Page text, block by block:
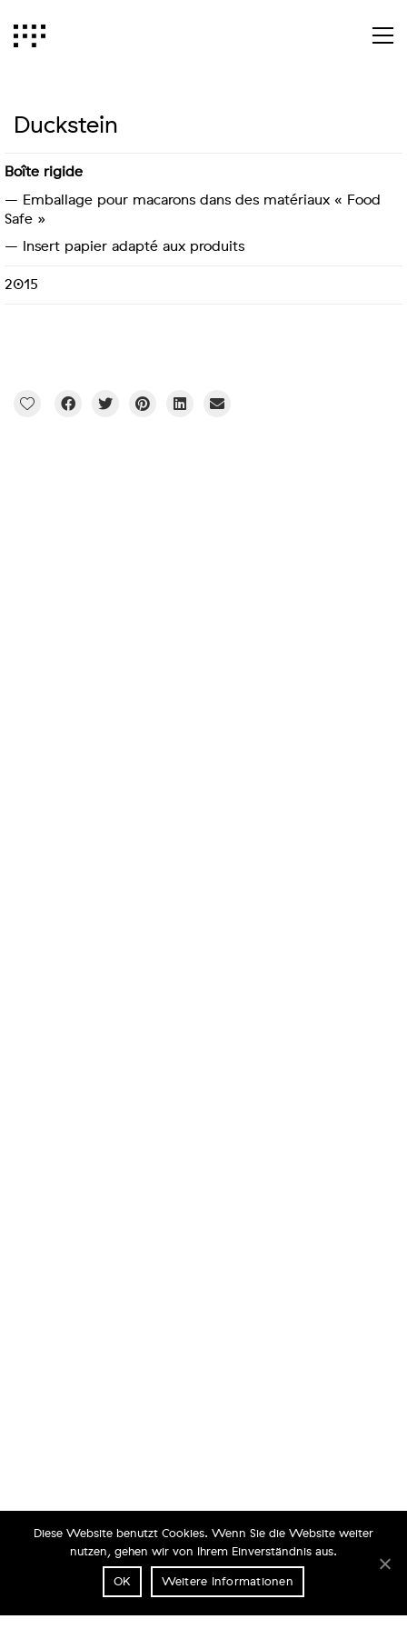
Duckstein
Boîte rigide
– Emballage pour macarons dans des matériaux « Food
Safe »
– Insert papier adapté aux produits
2015
Diese Website benutzt Cookies. Wenn Sie die Website weiter
nutzen, gehen wir von Ihrem Einverständnis aus.
OK Weitere Informationen